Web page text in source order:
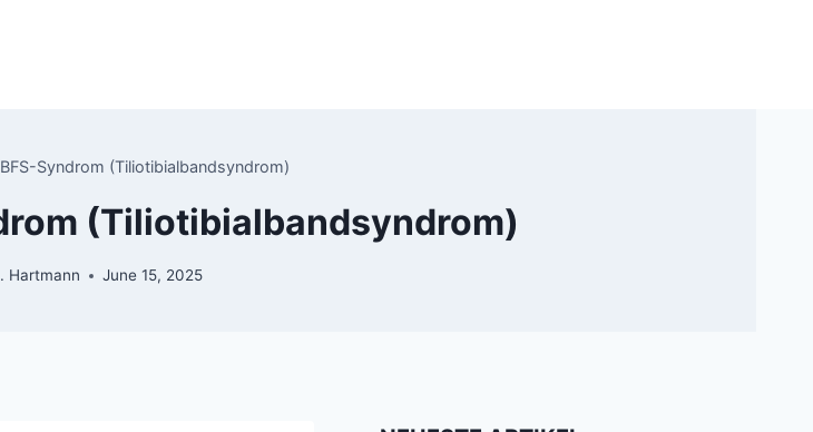
Syndrom (Tiliotibialbandsyndrom)
(Tiliotibialbandsyndrom)
Hartmann June 15, 2025